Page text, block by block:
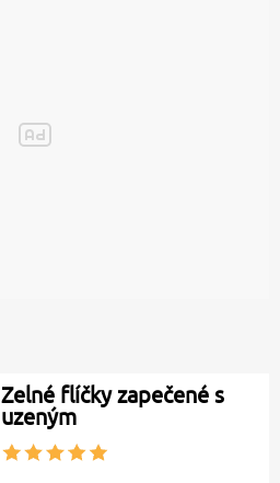
Zelné flíčky zapečené s
uzeným